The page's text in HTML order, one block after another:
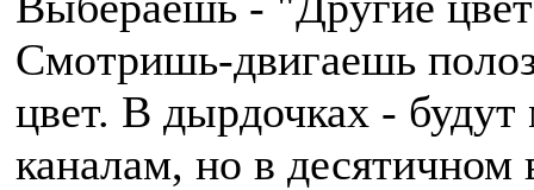
Смотришь-двигаешь
цвет. В дырдочках -
каналам, но в